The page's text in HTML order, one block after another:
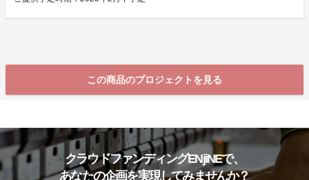
この商品のプロジェクトを見る
クラウドファンディングENjiNEで、
あなたの企画を実現してみませんか？